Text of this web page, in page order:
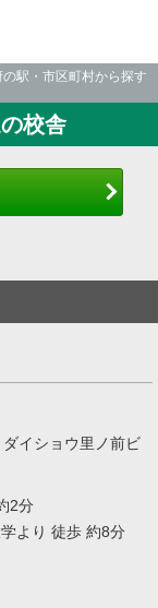
の駅・市区町村から探す
校舎
イショウ里ノ前ビ
2分
より 徒歩 約8分